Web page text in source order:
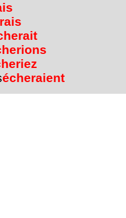
écheraient